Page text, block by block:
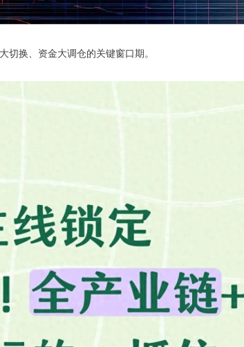
换、资金大调仓的关键窗口期。
沪深300 4651.31